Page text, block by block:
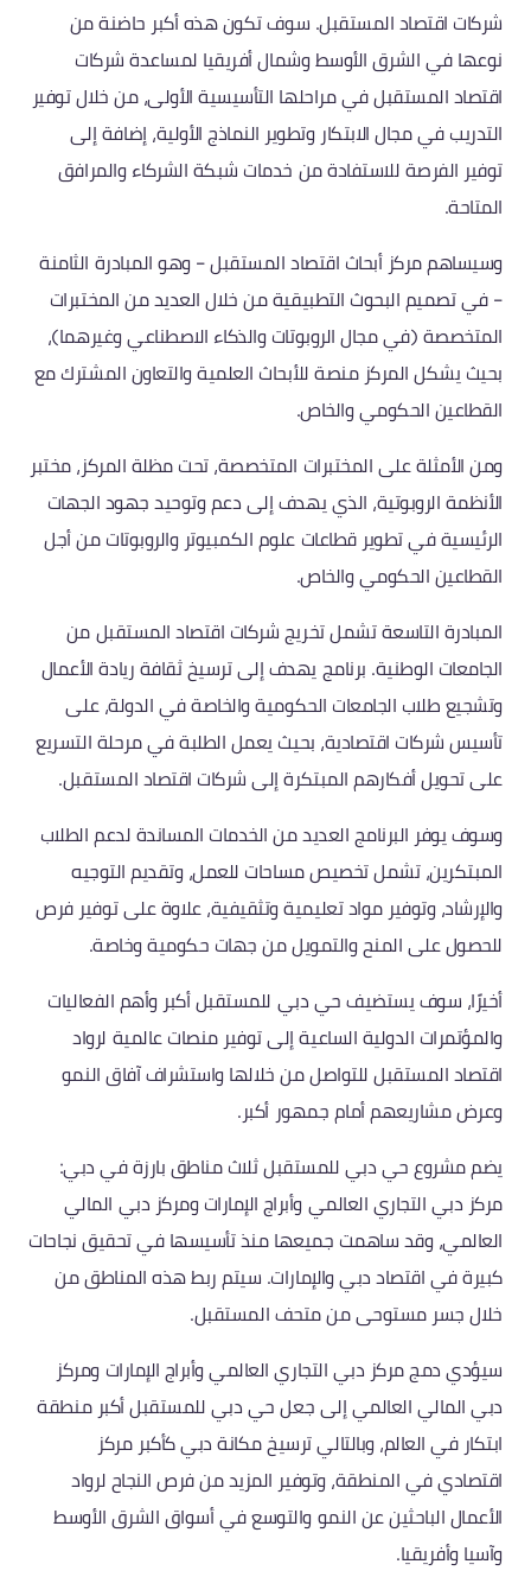
شركات اقتصاد المستقبل. سوف تكون هذه أكبر حاضنة من
نوعها في الشرق الأوسط وشمال أفريقيا لمساعدة شركات
اقتصاد المستقبل في مراحلها التأسيسية الأولى، من خلال توفير
التدريب في مجال الابتكار وتطوير النماذج الأولية، إضافة إلى
توفير الفرصة للاستفادة من خدمات شبكة الشركاء والمرافق
المتاحة.
وسيساهم مركز أبحاث اقتصاد المستقبل – وهو المبادرة الثامنة
– في تصميم البحوث التطبيقية من خلال العديد من المختبرات
المتخصصة (في مجال الروبوتات والذكاء الاصطناعي وغيرهما)،
بحيث يشكل المركز منصة للأبحاث العلمية والتعاون المشترك مع
القطاعين الحكومي والخاص.
ومن الأمثلة على المختبرات المتخصصة، تحت مظلة المركز، مختبر
الأنظمة الروبوتية، الذي يهدف إلى دعم وتوحيد جهود الجهات
الرئيسية في تطوير قطاعات علوم الكمبيوتر والروبوتات من أجل
القطاعين الحكومي والخاص.
المبادرة التاسعة تشمل تخريج شركات اقتصاد المستقبل من
الجامعات الوطنية. برنامج يهدف إلى ترسيخ ثقافة ريادة الأعمال
وتشجيع طلاب الجامعات الحكومية والخاصة في الدولة، على
تأسيس شركات اقتصادية، بحيث يعمل الطلبة في مرحلة التسريع
على تحويل أفكارهم المبتكرة إلى شركات اقتصاد المستقبل.
وسوف يوفر البرنامج العديد من الخدمات المساندة لدعم الطلاب
المبتكرين، تشمل تخصيص مساحات للعمل، وتقديم التوجيه
والإرشاد، وتوفير مواد تعليمية وتثقيفية، علاوة على توفير فرص
للحصول على المنح والتمويل من جهات حكومية وخاصة.
أخيرًا، سوف يستضيف حي دبي للمستقبل أكبر وأهم الفعاليات
والمؤتمرات الدولية الساعية إلى توفير منصات عالمية لرواد
اقتصاد المستقبل للتواصل من خلالها واستشراف آفاق النمو
وعرض مشاريعهم أمام جمهور أكبر.
يضم مشروع حي دبي للمستقبل ثلاث مناطق بارزة في دبي:
مركز دبي التجاري العالمي وأبراج الإمارات ومركز دبي المالي
العالمي، وقد ساهمت جميعها منذ تأسيسها في تحقيق نجاحات
كبيرة في اقتصاد دبي والإمارات. سيتم ربط هذه المناطق من
خلال جسر مستوحى من متحف المستقبل.
سيؤدي دمج مركز دبي التجاري العالمي وأبراج الإمارات ومركز
دبي المالي العالمي إلى جعل حي دبي للمستقبل أكبر منطقة
ابتكار في العالم، وبالتالي ترسيخ مكانة دبي كأكبر مركز
اقتصادي في المنطقة، وتوفير المزيد من فرص النجاح لرواد
الأعمال الباحثين عن النمو والتوسع في أسواق الشرق الأوسط
وآسيا وأفريقيا.